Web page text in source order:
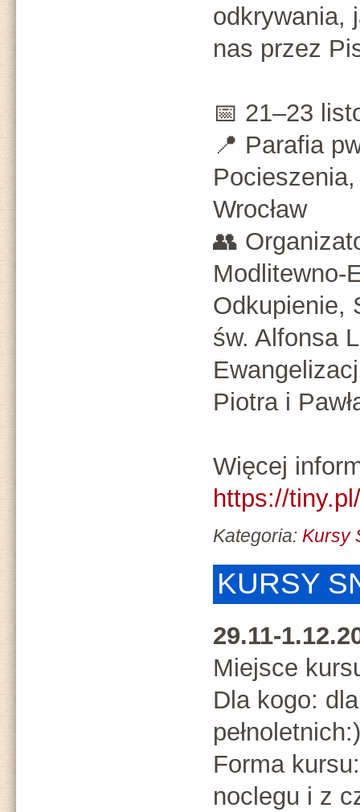
odkrywania,
nas przez
📅 21–23
📍 Parafia
Wrocław
👥
Modlitewno-
Odkupienie,
św. Alfonsa
Piotra i
Więcej
https://
Kategoria: Kursy
KURSY
29.11-
Miejsce
Dla kogo:
pełnoletnich:)
Forma
noclegu i z